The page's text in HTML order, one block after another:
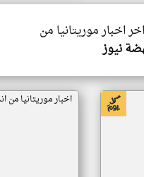
اخبار موريتانيا من
نيوز
اخبار موريتانيا من